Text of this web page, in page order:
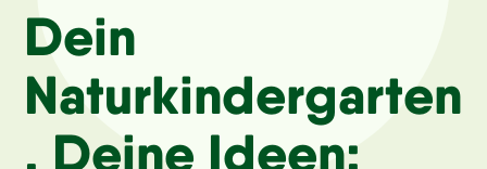
Aktuelles
Über uns
Dein
Naturkindergarten
. Deine Ideen: